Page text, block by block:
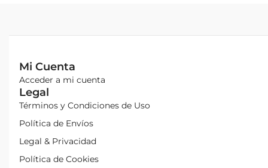
Mi Cuenta
Acceder a mi cuenta
Legal
Términos y Condiciones de Uso
Política de Envíos
Legal & Privacidad
Política de Cookies